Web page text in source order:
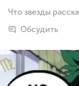
Что звезды
Обсудить